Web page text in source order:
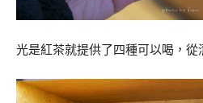
光是紅茶就提供了四種可以喝，從